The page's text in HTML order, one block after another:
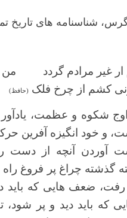
شناسنامه های تاریخ
ار غیر مرادم گردد من
کشم از چرخ فلک (حافظ)
اوج شکوه و عظمت،
و خود انگیزه آفرین
آوردن آنچه از دست
گذشته چراغ پر فروغ
رفت، ضعف هایی که باید
که باید دید و پر شود،